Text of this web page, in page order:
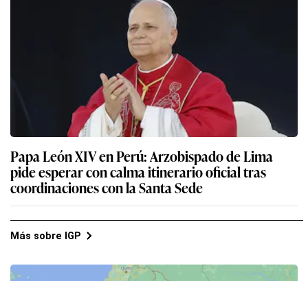
Papa León XIV en Perú: Arzobispado de Lima
pide esperar con calma itinerario oficial tras
coordinaciones con la Santa Sede
Más sobre IGP